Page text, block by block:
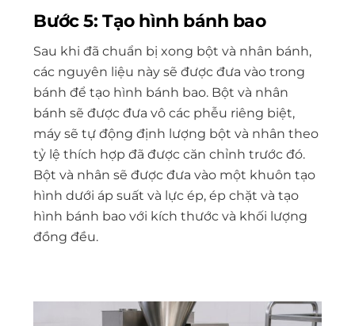
Bước 5: Tạo hình bánh bao
Sau khi đã chuẩn bị xong bột và nhân bánh,
các nguyên liệu này sẽ được đưa vào trong
bánh để tạo hình bánh bao. Bột và nhân
bánh sẽ được đưa vô các phễu riêng biệt,
máy sẽ tự động định lượng bột và nhân theo
tỷ lệ thích hợp đã được căn chỉnh trước đó.
Bột và nhân sẽ được đưa vào một khuôn tạo
hình dưới áp suất và lực ép, ép chặt và tạo
hình bánh bao với kích thước và khối lượng
đồng đều.